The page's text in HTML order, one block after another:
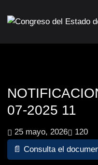
07-2025 11
25 mayo, 2026
120
📄 Consulta el